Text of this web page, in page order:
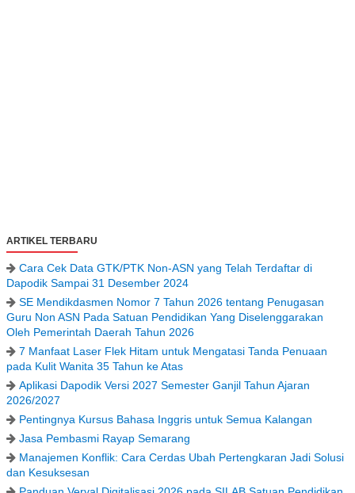
ARTIKEL TERBARU
Cara Cek Data GTK/PTK Non-ASN yang Telah Terdaftar di
Dapodik Sampai 31 Desember 2024
SE Mendikdasmen Nomor 7 Tahun 2026 tentang Penugasan
Guru Non ASN Pada Satuan Pendidikan Yang Diselenggarakan
Oleh Pemerintah Daerah Tahun 2026
7 Manfaat Laser Flek Hitam untuk Mengatasi Tanda Penuaan
pada Kulit Wanita 35 Tahun ke Atas
Aplikasi Dapodik Versi 2027 Semester Ganjil Tahun Ajaran
2026/2027
Pentingnya Kursus Bahasa Inggris untuk Semua Kalangan
Jasa Pembasmi Rayap Semarang
Manajemen Konflik: Cara Cerdas Ubah Pertengkaran Jadi Solusi
dan Kesuksesan